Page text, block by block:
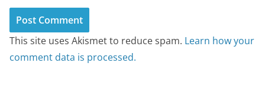
This site uses Akismet to reduce spam. Learn how your
comment data is processed.